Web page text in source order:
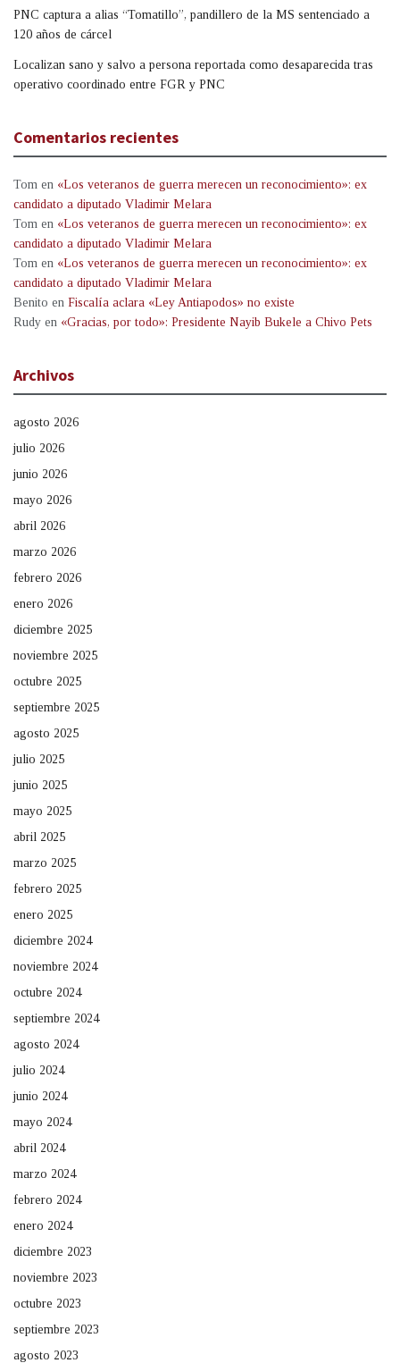
PNC captura a alias “Tomatillo”, pandillero de la MS sentenciado a
120 años de cárcel
Localizan sano y salvo a persona reportada como desaparecida tras
operativo coordinado entre FGR y PNC
Comentarios recientes
Tom en «Los veteranos de guerra merecen un reconocimiento»: ex
candidato a diputado Vladimir Melara
Tom en «Los veteranos de guerra merecen un reconocimiento»: ex
candidato a diputado Vladimir Melara
Tom en «Los veteranos de guerra merecen un reconocimiento»: ex
candidato a diputado Vladimir Melara
Benito en Fiscalía aclara «Ley Antiapodos» no existe
Rudy en «Gracias, por todo»: Presidente Nayib Bukele a Chivo Pets
Archivos
agosto 2026
julio 2026
junio 2026
mayo 2026
abril 2026
marzo 2026
febrero 2026
enero 2026
diciembre 2025
noviembre 2025
octubre 2025
septiembre 2025
agosto 2025
julio 2025
junio 2025
mayo 2025
abril 2025
marzo 2025
febrero 2025
enero 2025
diciembre 2024
noviembre 2024
octubre 2024
septiembre 2024
agosto 2024
julio 2024
junio 2024
mayo 2024
abril 2024
marzo 2024
febrero 2024
enero 2024
diciembre 2023
noviembre 2023
octubre 2023
septiembre 2023
agosto 2023